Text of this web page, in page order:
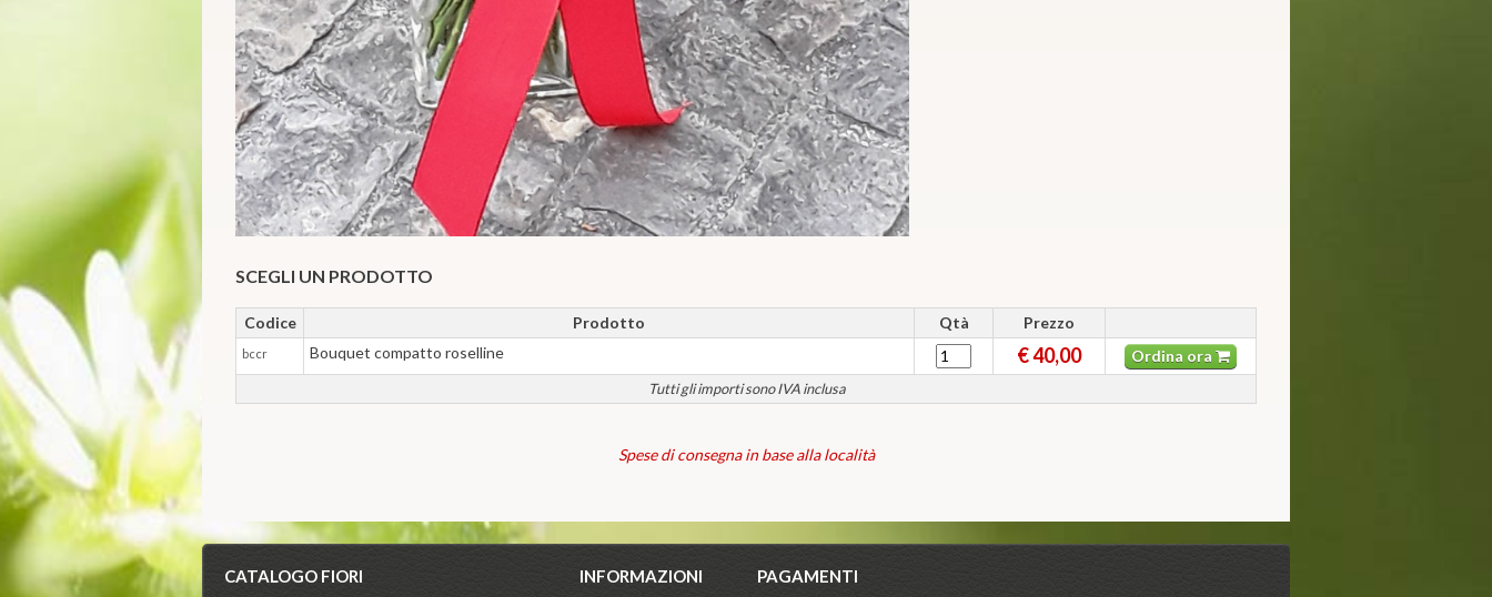
SCEGLI UN PRODOTTO
Codice Prodotto Qtà Prezzo
Tutti gli importi sono IVA inclusa
bccr Bouquet compatto roselline € 40,00 Ordina ora
Spese di consegna in base alla località
CATALOGO FIORI INFORMAZIONI PAGAMENTI